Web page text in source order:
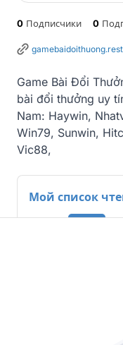
0 Подписчики 0
Game Bài Đổi
bài đổi thưởng uy
Nam: Haywin,
Win79, Sunwin,
Vic88,
Мой список